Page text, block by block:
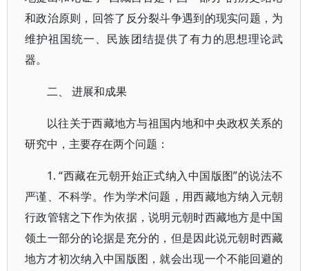
和政治原则，回答了反分裂斗争遇到的现实问题，为
维护祖国统一、民族团结提供了有力的思想理论武
器。
二、 进展和成果
以往关于西藏地方与祖国内地和中央政权关系的
研究中，主要存在两个问题：
1. “西藏在元朝开始正式纳入中国版图”的说法不
严谨、不科学。作为学术问题，用西藏地方纳入元朝
行政管辖之下作为依据，说明元朝时西藏地方是中国
领土一部分的论据是充分的，但是因此说元朝时西藏
地方才初次纳入中国版图，就会出现一个不能回避的